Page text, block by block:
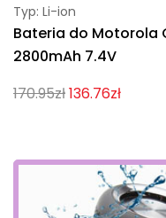
Typ: Li-ion
Bateria do Motorola
2800mAh 7.4V
170.95zł136.76zł